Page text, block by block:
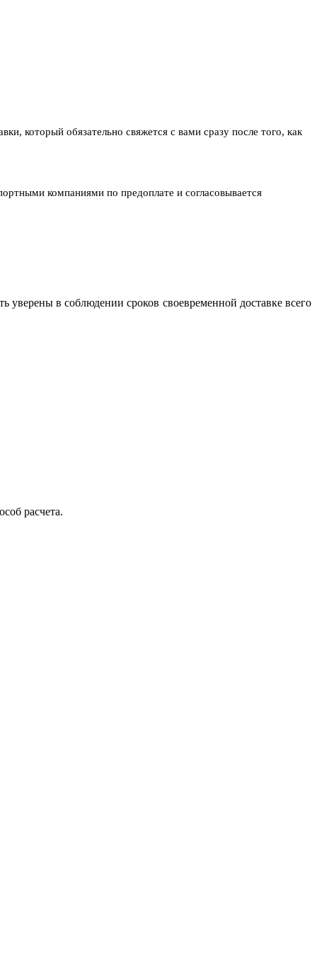
который обязательно свяжется с вами сразу после того, как
компаниями по предоплате и согласовывается
в соблюдении сроков своевременной доставке всего
расчета.